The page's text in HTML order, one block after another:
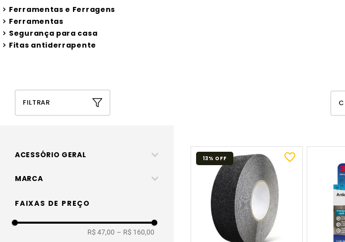
Ferramentas e Ferragens
Ferramentas
Segurança para casa
Fitas antiderrapente
FILTRAR
ACESSÓRIO GERAL
Caixa e Fita
MARCA
3m
FAIXAS DE PREÇO
R$ 47,00 – R$ 160,00
13% OFF